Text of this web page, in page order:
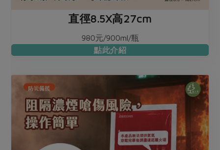
直徑8.5X高27cm
980元/900ml/瓶
點此介紹